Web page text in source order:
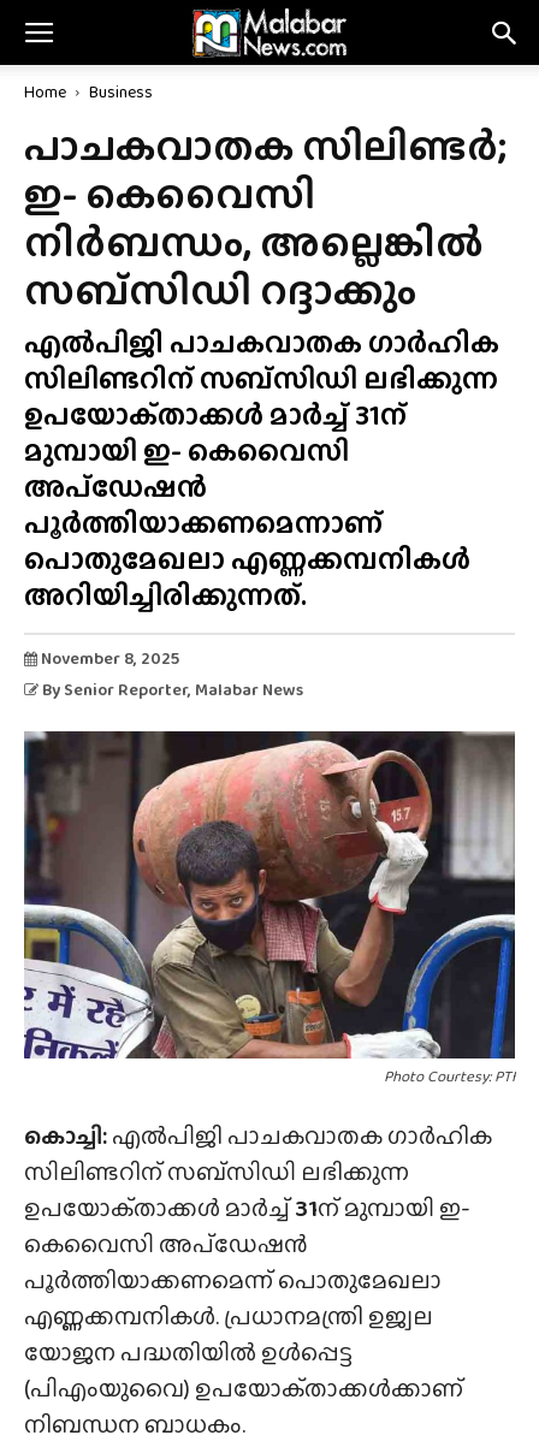
Home Business
പാചകവാതക സിലിണ്ടർ;
ഇ- കെവൈസി
നിർബന്ധം, അല്ലെങ്കിൽ
സബ്‌സിഡി റദ്ദാക്കും
എൽപിജി പാചകവാതക ഗാർഹിക
സിലിണ്ടറിന് സബ്‌സിഡി ലഭിക്കുന്ന
ഉപയോക്‌താക്കൾ മാർച്ച് 31ന്
മുമ്പായി ഇ- കെവൈസി
അപ്‌ഡേഷൻ
പൂർത്തിയാക്കണമെന്നാണ്
പൊതുമേഖലാ എണ്ണക്കമ്പനികൾ
അറിയിച്ചിരിക്കുന്നത്.
November 8, 2025
By Senior Reporter, Malabar News
Photo Courtesy: PTI
കൊച്ചി:എൽപിജി പാചകവാതക ഗാർഹിക
സിലിണ്ടറിന് സബ്‌സിഡി ലഭിക്കുന്ന
ഉപയോക്‌താക്കൾ മാർച്ച്31ന് മുമ്പായി ഇ-
കെവൈസി അപ്‌ഡേഷൻ
പൂർത്തിയാക്കണമെന്ന് പൊതുമേഖലാ
എണ്ണക്കമ്പനികൾ. പ്രധാനമന്ത്രി ഉജ്വല
യോജന പദ്ധതിയിൽ ഉൾപ്പെട്ട
(പിഎംയുവൈ) ഉപയോക്‌താക്കൾക്കാണ്
നിബന്ധന ബാധകം.